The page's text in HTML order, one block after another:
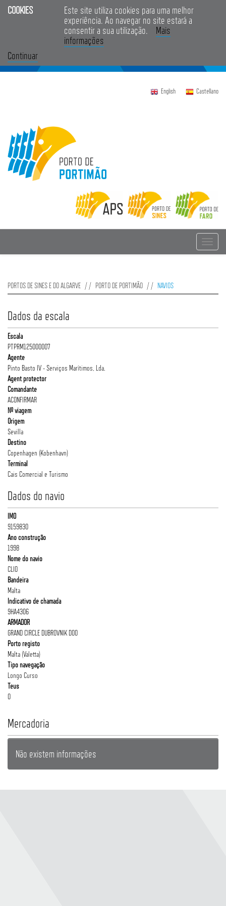
COOKIES
Este site utiliza cookies para uma melhor
experiência. Ao navegar no site estará a
consentir a sua utilização. Mais
informações
Continuar
English Castellano
Toggle
PORTOS DE SINES E DO ALGARVE PORTO DE PORTIMÃO NAVIOS
Dados da escala
Escala
PTPRM125000007
Agente
Pinto Basto IV - Serviços Marítimos, Lda.
Agent protector
Comandante
ACONFIRMAR
Nº viagem
Origem
Sevilla
Destino
Copenhagen (Kobenhavn)
Terminal
Cais Comercial e Turismo
Dados do navio
IMO
9159830
Ano construção
1998
Nome do navio
CLIO
Bandeira
Malta
Indicativo de chamada
9HA4306
ARMADOR
GRAND CIRCLE DUBROVNIK DOO
Porto registo
Malta (Valetta)
Tipo navegação
Longo Curso
Teus
0
Mercadoria
Não existem informações